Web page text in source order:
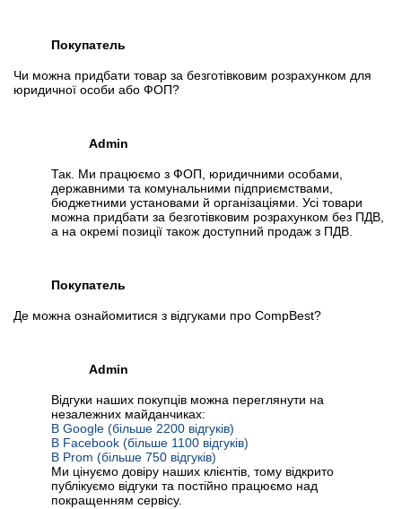
Покупатель
Чи можна придбати товар за безготівковим розрахунком для
юридичної особи або ФОП?
Admin
Так. Ми працюємо з ФОП, юридичними особами,
державними та комунальними підприємствами,
бюджетними установами й організаціями. Усі товари
можна придбати за безготівковим розрахунком без ПДВ,
а на окремі позиції також доступний продаж з ПДВ.
Покупатель
Де можна ознайомитися з відгуками про CompBest?
Admin
Відгуки наших покупців можна переглянути на
незалежних майданчиках:
В Google (більше 2200 відгуків)
В Facebook (більше 1100 відгуків)
В Prom (більше 750 відгуків)
Ми цінуємо довіру наших клієнтів, тому відкрито
публікуємо відгуки та постійно працюємо над
покращенням сервісу.